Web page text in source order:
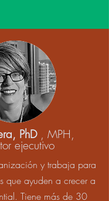
PhD, MPH,
ejecutivo
y trabaja para
que ayuden a crecer a
Tiene más de 30